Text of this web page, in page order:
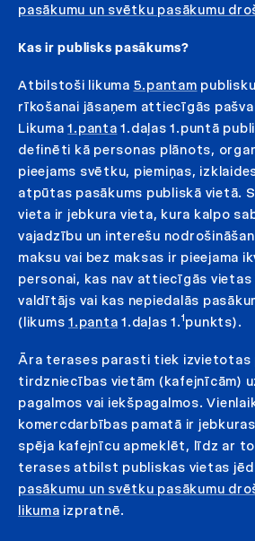
pasākumu un svētku pasākumu
Kas ir publisks pasākums?
Atbilstoši likuma 5.pantam
rīkošanai jāsaņem attiecīgās
Likuma1.panta 1.daļas 1.puntā
definēti kā personas plānots,
pieejams svētku, piemiņas,
atpūtas pasākums publiskā vietā.
vieta ir jebkura vieta, kura kalpo
vajadzību un interešu
maksu vai bez maksas ir pieejama
personai, kas nav attiecīgās vietas
valdītājs vai kas nepiedalās
(likums 1.panta 1.daļas 1.1 punkts).
Āra terases parasti tiek izvietotas
tirdzniecības vietām (kafejnīcām)
pagalmos vai iekšpagalmos.
komercdarbības pamatā ir
spēja kafejnīcu apmeklēt, līdz ar
terases atbilst publiskas vietas
pasākumu un svētku pasākumu
likuma izpratnē.